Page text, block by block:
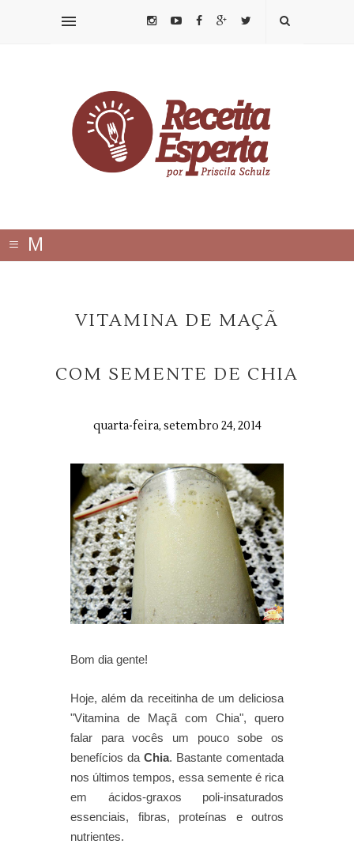
≡ M
VITAMINA DE MAÇÃ
COM SEMENTE DE CHIA
quarta-feira, setembro 24, 2014
Bom dia gente!
Hoje, além da receitinha de um deliciosa
"Vitamina de Maçã com Chia", quero
falar para vocês um pouco sobe os
benefícios da Chia. Bastante comentada
nos últimos tempos, essa semente é rica
em ácidos-graxos poli-insaturados
essenciais, fibras, proteínas e outros
nutrientes.